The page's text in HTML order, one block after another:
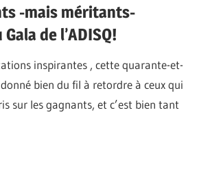
-mais méritants-
de l’ADISQ!
inspirantes , cette quarante-et-
bien du fil à retordre à ceux qui
sur les gagnants, et c’est bien tant